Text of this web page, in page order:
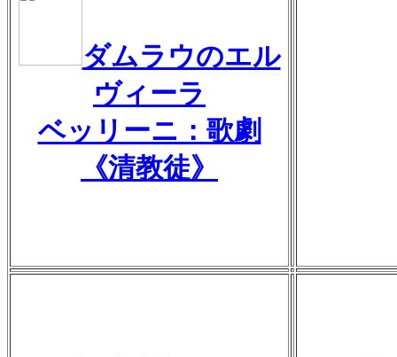
ダムラウのエル
ヴィーラ
ベッリーニ：歌劇
《清教徒》